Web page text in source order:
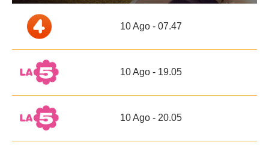
10 Ago - 07.47
10 Ago - 19.05
10 Ago - 20.05